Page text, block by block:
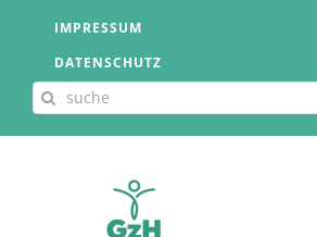
springen
IMPRESSUM
DATENSCHUTZ
Suche